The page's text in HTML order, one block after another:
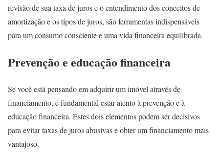
revisão de sua taxa de juros e o entendimento dos conceitos de
amortização e os tipos de juros, são ferramentas indispensáveis
para um consumo consciente e uma vida financeira equilibrada.
Prevenção e educação financeira
Se você está pensando em adquirir um imóvel através de
financiamento, é fundamental estar atento à prevenção e à
educação financeira. Estes dois elementos podem ser decisivos
para evitar taxas de juros abusivas e obter um financiamento mais
vantajoso.